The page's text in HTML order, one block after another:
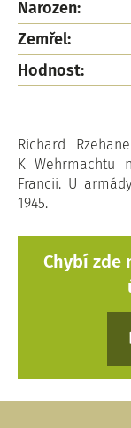
Narozen:
Zemřel:
Hodnost:
Richard
K Wehrmachtu
Francii. U
1945.
Chybí zde